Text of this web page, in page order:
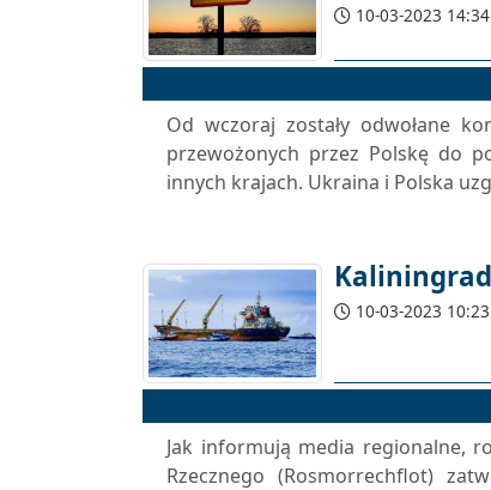
10-03-2023 14:34
Od wczoraj zostały odwołane
przewożonych przez Polskę do
innych krajach. Ukraina i Polska
10-03-2023 10:23
Jak informują media regionalne,
Rzecznego (Rosmorrechflot)